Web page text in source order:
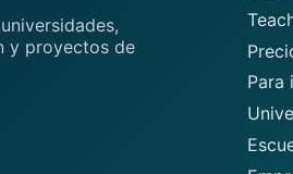
y proyectos de
Para